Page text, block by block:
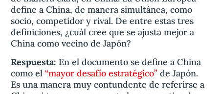
define a China, de manera simultánea, como
socio, competidor y rival. De entre estas tres
definiciones, ¿cuál cree que se ajusta mejor a
China como vecino de Japón?
Respuesta: En el documento se define a China
como el“mayor desafío estratégico” de Japón.
Es una manera muy contundente de referirse a